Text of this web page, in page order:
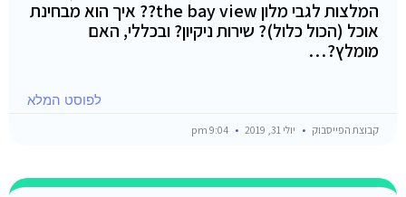
המלצות לגבי מלון the bay view?? איך הוא מבחינת
אוכל (הכול כלול)? שירות ניקיון? ובכללי, האם
מומלץ?…
לפוסט המלא
קבוצת הפייסבוק יולי 31, 2019